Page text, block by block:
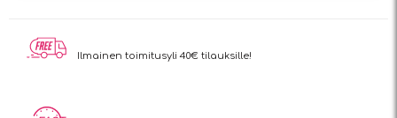
Ilmainen toimitusyli 40€ tilauksille!